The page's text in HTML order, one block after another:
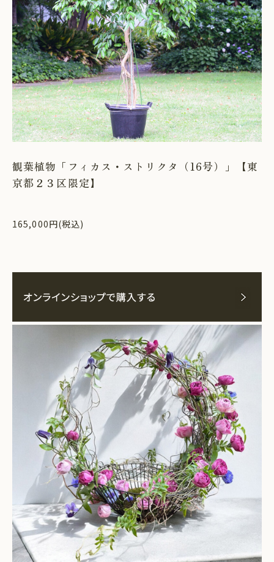
観葉植物「フィカス・ストリクタ（16号）」【東
京都２３区限定】
165,000円(税込)